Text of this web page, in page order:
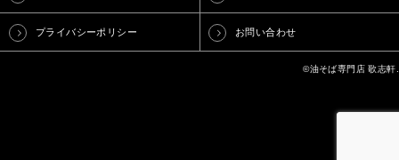
プライバシーポリシー お問い合わせ
©油そば専門店 歌志軒.